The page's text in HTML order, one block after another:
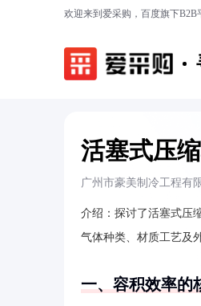
欢迎来到爱采购，百度旗下B2B
活塞式压
广州市豪美制冷工程有
介绍： 探讨了活塞式压
气体种类、材质工艺及
一、容积效率的